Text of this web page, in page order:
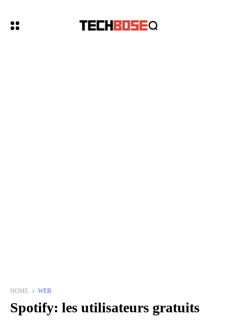
HOME WEB
Spotify: les utilisateurs gratuits